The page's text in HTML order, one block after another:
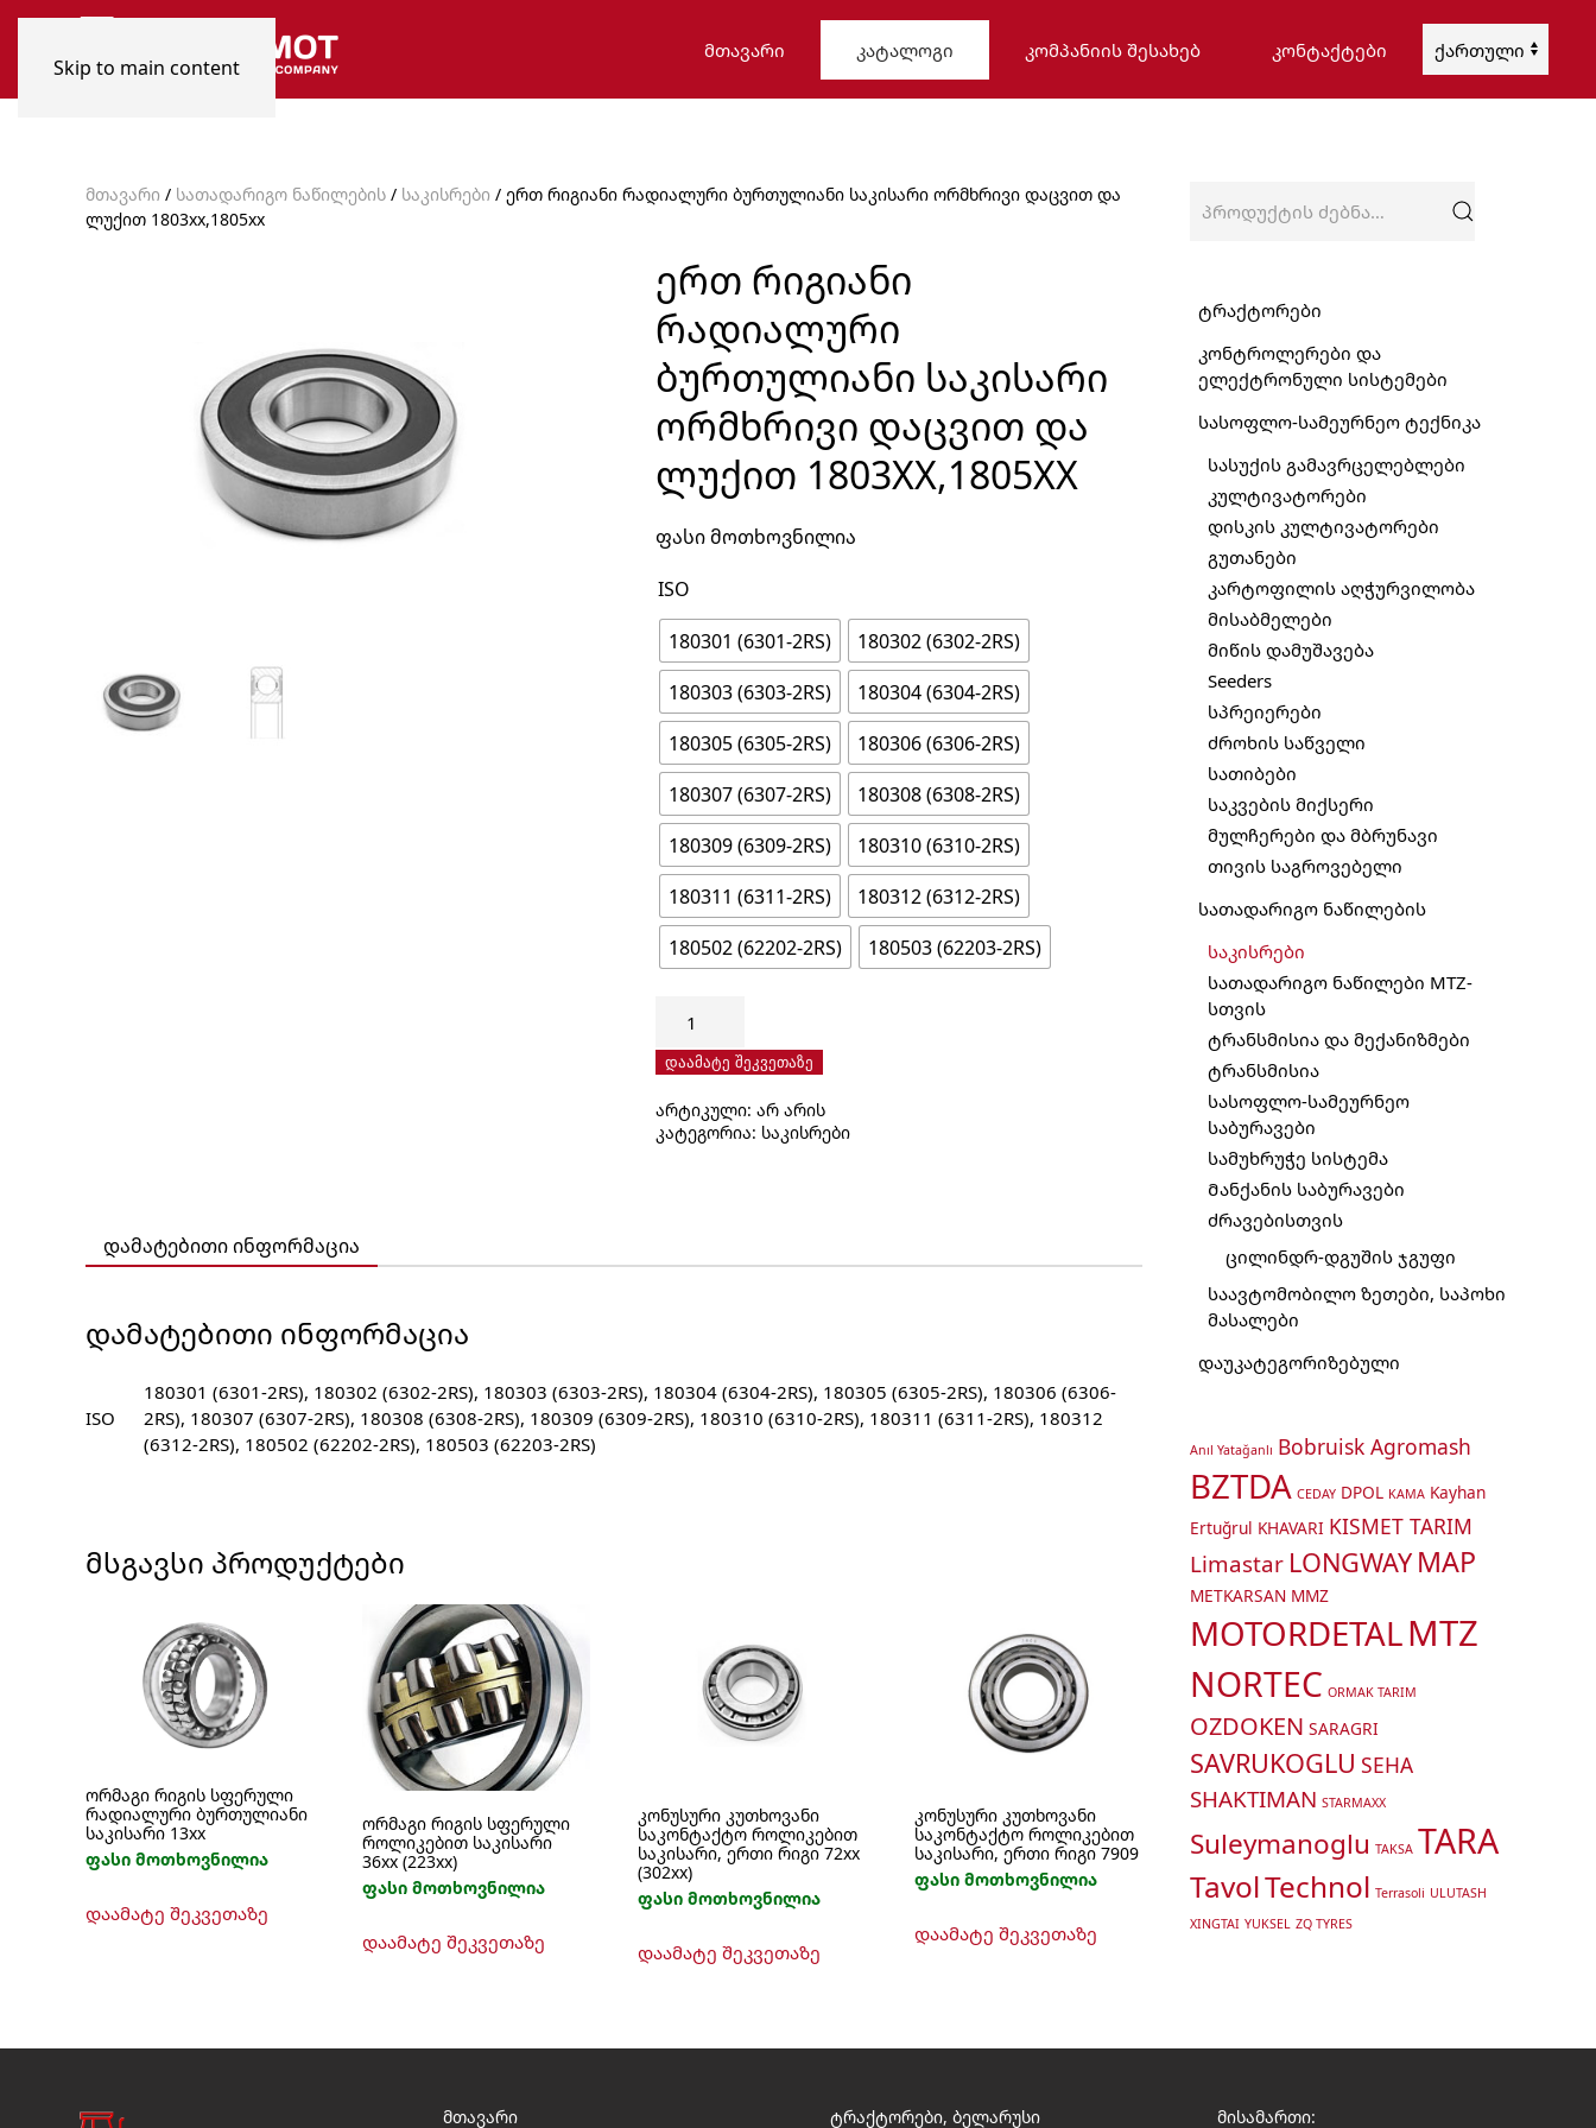
Skip to main content
ᲛᲗᲐᲕᲐᲠᲘ ᲙᲐᲢᲐᲚᲝᲒᲘ ᲙᲝᲛᲞᲐᲜᲘᲘᲡ ᲨᲔᲡᲐᲮᲔᲑ ᲙᲝᲜᲢᲐᲥᲢᲔᲑᲘ
Choose
მთავარი / სათადარიგო ნაწილების / საკისრები / ერთ რიგიანი რადიალური ბურთულიანი საკისარი ორმხრივი დაცვით და
ლუქით 1803xx,1805xx
ᲔᲠᲗ ᲠᲘᲒᲘᲐᲜᲘ
ᲠᲐᲓᲘᲐᲚᲣᲠᲘ
ᲑᲣᲠᲗᲣᲚᲘᲐᲜᲘ ᲡᲐᲙᲘᲡᲐᲠᲘ
ᲝᲠᲛᲮᲠᲘᲕᲘ ᲓᲐᲪᲕᲘᲗ ᲓᲐ
ᲚᲣᲥᲘᲗ 1803XX,1805XX
ფასი მოთხოვნილია
ISO
180301 (6301-2RS)
180302 (6302-2RS)
180303 (6303-2RS)
180304 (6304-2RS)
180305 (6305-2RS)
180306 (6306-2RS)
180307 (6307-2RS)
180308 (6308-2RS)
180309 (6309-2RS)
180310 (6310-2RS)
180311 (6311-2RS)
180312 (6312-2RS)
180502 (62202-2RS)
180503 (62203-2RS)
ერთ
რიგიანი
ბურთულიანი
საკისარი
1803xx,1805xx
დაამატე შეკვეთაზე
არტიკული: არ არის
კატეგორია: საკისრები
დამატებითი ინფორმაცია
ᲓᲐᲛᲐᲢᲔᲑᲘᲗᲘ ᲘᲜᲤᲝᲠᲛᲐᲪᲘᲐ
ISO
180301 (6301-2RS), 180302 (6302-2RS), 180303 (6303-2RS), 180304 (6304-2RS), 180305 (6305-2RS), 180306 (6306-
2RS), 180307 (6307-2RS), 180308 (6308-2RS), 180309 (6309-2RS), 180310 (6310-2RS), 180311 (6311-2RS), 180312
(6312-2RS), 180502 (62202-2RS), 180503 (62203-2RS)
ᲛᲡᲒᲐᲕᲡᲘ ᲞᲠᲝᲓᲣᲥᲢᲔᲑᲘ
ორმაგი რიგის სფერული
რადიალური ბურთულიანი
საკისარი 13xx
ფასი მოთხოვნილია
დაამატე შეკვეთაზე
options
ორმაგი რიგის სფერული
როლიკებით საკისარი
36xx (223xx)
ფასი მოთხოვნილია
დაამატე შეკვეთაზეproduct
The
კონუსური კუთხოვანი
საკონტაქტო როლიკებით
საკისარი, ერთი რიგი 72xx
(302xx)
ფასი მოთხოვნილია
დაამატე შეკვეთაზე
may
კონუსური კუთხოვანი
საკონტაქტო როლიკებით
საკისარი, ერთი რიგი 7909
ფასი მოთხოვნილია
დაამატე შეკვეთაზე
ტრაქტორები
კონტროლერები და
ელექტრონული სისტემები
სასოფლო-სამეურნეო ტექნიკა
სასუქის გამავრცელებლები
კულტივატორები
დისკის კულტივატორები
გუთანები
კარტოფილის აღჭურვილობა
მისაბმელები
მიწის დამუშავება
Seeders
სპრეიერები
ძროხის საწველი
სათიბები
საკვების მიქსერი
მულჩერები და მბრუნავი
თივის საგროვებელი
სათადარიგო ნაწილების
საკისრები
სათადარიგო ნაწილები MTZ-
სთვის
ტრანსმისია და მექანიზმები
ტრანსმისია
სასოფლო-სამეურნეო
საბურავები
სამუხრუჭე სისტემა
Მანქანის საბურავები
ძრავებისთვის
ცილინდრ-დგუშის ჯგუფი
საავტომობილო ზეთები, საპოხი
მასალები
დაუკატეგორიზებული
Anıl Yatağanlı Bobruisk Agromash
BZTDA CEDAY DPOL KAMA Kayhan
Ertuğrul KHAVARI KISMET TARIM
Limastar LONGWAY MAP
METKARSAN MMZ
MOTORDETALMTZ
NORTEC ORMAK TARIM
OZDOKEN SARAGRI
SAVRUKOGLU SEHA
SHAKTIMAN STARMAXX
Suleymanoglu TAKSA TARA
TavolTechnol Terrasoli ULUTASH
XINGTAI YUKSEL ZQ TYRES
მთავარი ტრაქტორები, ბელარუსი მისამართი: